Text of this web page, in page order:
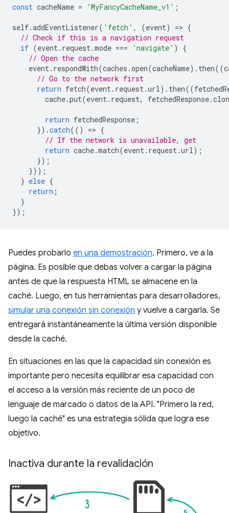
const cacheName = 'MyFancyCacheName_v1' ;
self.addEventListener( 'fetch' , (event) => {
// Check if this is a navigation request
if (event. request.mode === 'navigate' )
{
// Open the cache
event. respondWith(caches .open(cacheName). then((
// Go to the network first
return fetch(event. request.url). then((
cache.put(event. request, fetchedResponse.
return fetchedResponse ;
}).catch(() => {
// If the network is unavailable, get
return cache.match(event. request.url);
});
}));
} else {
return ;
}
});
Puedes probarlo en una demostración. Primero, ve a la
página. Es posible que debas volver a cargar la página
antes de que la respuesta HTML se almacene en la
caché. Luego, en tus herramientas para desarrolladores,
simular una conexión sin conexión y vuelve a cargarla. Se
entregará instantáneamente la última versión disponible
desde la caché.
En situaciones en las que la capacidad sin conexión es
importante pero necesita equilibrar esa capacidad con
el acceso a la versión más reciente de un poco de
lenguaje de marcado o datos de la API. "Primero la red,
luego la caché" es una estrategia sólida que logra ese
objetivo.
Inactiva durante la revalidación